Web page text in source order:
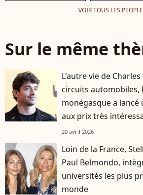
VOIR TOUS LES PEOPLE
Sur le même
L'autre vie de
circuits automobiles,
monégasque a
aux prix très
20 avril 2026
Loin de la France,
Paul Belmondo,
universités les plus
monde